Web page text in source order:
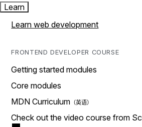
Learn
Learn web development
FRONTEND DEVELOPER COURSE
Getting started modules
Core modules
MDN Curriculum
Check out the video course from